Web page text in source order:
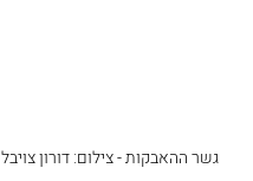
גשר ההאבקות - צילום: דורון צויבל